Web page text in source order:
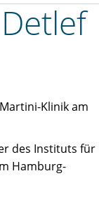
Klinik am
des Instituts für
Hamburg-